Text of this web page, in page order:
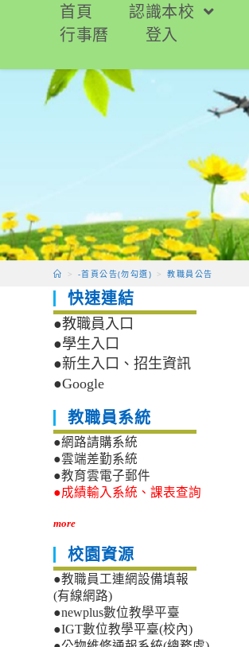
要
首頁 認識本校
行事曆
登入
> -首頁公告(勿勾選) > 教職員公告
快速連結
●教職員入口
●學生入口
●新生入口、招生資訊
●Google
教職員系統
●網路請購系統
●雲端差勤系統
●教育雲電子郵件
●成績輸入系統、課表查詢
more
校園資源
●教職員工連網設備填報
(有線網路)
●newplus數位教學平臺
●IGT數位教學平臺(校內)